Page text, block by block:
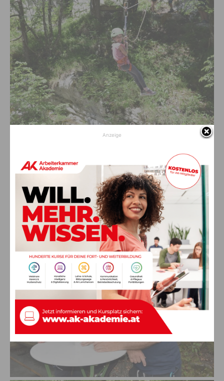
Würstel, Kuchen & Co.
Nach so vielen Erlebnissen stärkten sich die Gäste wie
gewohnt am Eingang der Garnitzenklamm, neben Gegrilltem
gab es selbstgebackene Kuchenkreationen, kühle Getränke,
Kaffee und Lissis cooles Bauerneis.
Anzeige